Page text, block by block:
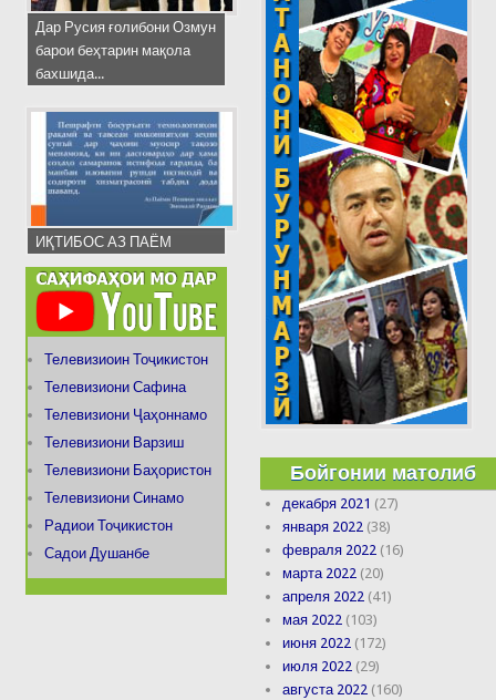
Дар Русия ғолибони Озмун
барои беҳтарин мақола
бахшида...
ИҚТИБОС АЗ ПАЁМ
Телевизиоин Тоҷикистон
Телевизиони Сафина
Телевизиони Ҷаҳоннамо
Телевизиони Варзиш
Телевизиони Баҳористон
Телевизиони Синамо
Радиои Тоҷикистон
Садои Душанбе
Бойгонии матолиб
декабря 2021 (27)
января 2022 (38)
февраля 2022 (16)
марта 2022 (20)
апреля 2022 (41)
мая 2022 (103)
июня 2022 (172)
июля 2022 (29)
августа 2022 (160)